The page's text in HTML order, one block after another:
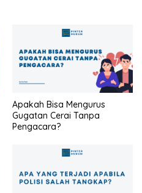
Apakah Bisa Mengurus
Gugatan Cerai Tanpa
Pengacara?